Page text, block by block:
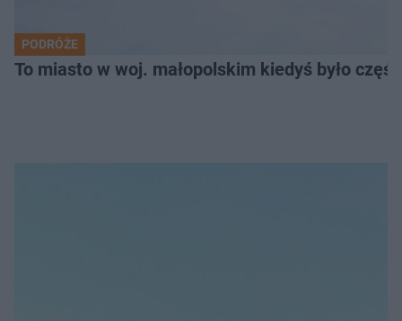
PODRÓŻE
To miasto w woj. małopolskim kiedyś było